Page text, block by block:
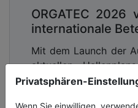
Privatsphären-
Wenn Sie einwilligen,
ORGATEC 2026
internationale
Mit dem Launch der
aktuellen
einen ersten